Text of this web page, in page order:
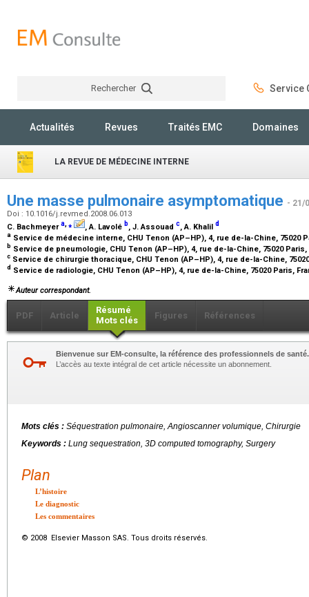
Rechercher Service
Actualités Revues Traités EMC Domaines
LA REVUE DE MÉDECINE INTERNE
Une masse pulmonaire asymptomatique - 21/
Doi : 10.1016/j.revmed.2008.06.013
C. Bachmeyera,⁎ , A. Lavolé b, J. Assouad c, A. Khalil d
a Service de médecine interne, CHU Tenon (AP–HP), 4, rue de-la-Chine, 75020
b Service de pneumologie, CHU Tenon (AP–HP), 4, rue de-la-Chine, 75020
c Service de chirurgie thoracique, CHU Tenon (AP–HP), 4, rue de-la-Chine,
d Service de radiologie, CHU Tenon (AP–HP), 4, rue de-la-Chine, 75020 Paris,
Auteur correspondant.
PDF Article
Résumé
Mots clés
Figures Références
Bienvenue sur EM-consulte, la référence des professionnels de santé.
L’accès au texte intégral de cet article nécessite un abonnement.
Mots clés : Séquestration pulmonaire, Angioscanner volumique, Chirurgie
Keywords : Lung sequestration, 3D computed tomography, Surgery
Plan
L’histoire
Le diagnostic
Les commentaires
© 2008 Elsevier Masson SAS. Tous droits réservés.